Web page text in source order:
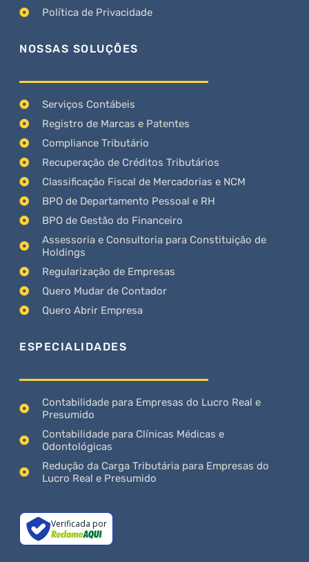
Política de Privacidade
NOSSAS SOLUÇÕES
Serviços Contábeis
Registro de Marcas e Patentes
Compliance Tributário
Recuperação de Créditos Tributários
Classificação Fiscal de Mercadorias e NCM
BPO de Departamento Pessoal e RH
BPO de Gestão do Financeiro
Assessoria e Consultoria para Constituição de
Holdings
Regularização de Empresas
Quero Mudar de Contador
Quero Abrir Empresa
ESPECIALIDADES
Contabilidade para Empresas do Lucro Real e
Presumido
Contabilidade para Clínicas Médicas e
Odontológicas
Redução da Carga Tributária para Empresas do
Lucro Real e Presumido
Verificada por